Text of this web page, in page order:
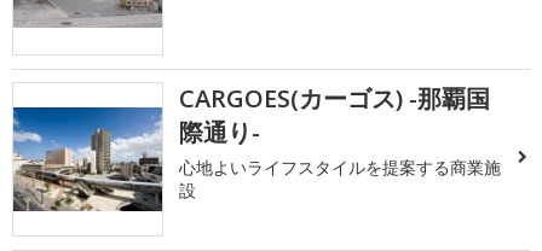
CARGOES(カーゴス) -那覇国
際通り-
心地よいライフスタイルを提案する商業施
設